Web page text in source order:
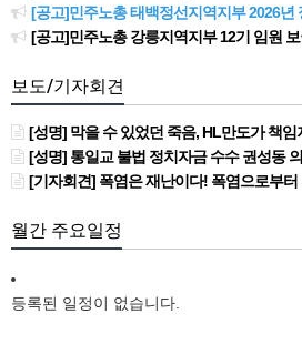
[공고]민주노총 태백정선지역지부 2026년 정기
[공고]민주노총 강릉지역지부 12기 임원 보궐
보도/기자회견
[성명] 막을 수 있었던 죽음, HL만도가 책임져라 : 청년노동자 사망사고의 철저
[성명] 통일교 불법 정치자금 수수 권성동 의
[기자회견] 폭염은 재난이다! 폭염으로부터 안전한 일터를 위한 민주노총 강
월간 주요일정
등록된 일정이 없습니다.